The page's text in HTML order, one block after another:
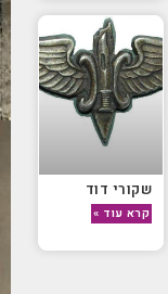
שקורי דוד
קרא עוד »